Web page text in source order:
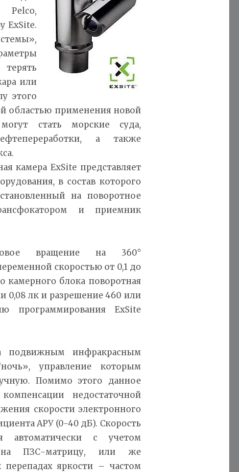
ExSite.
или
этого
областью применения новой
стать морские суда,
а также
камера ExSite представляет
в состав которого
на поворотное
и приемник
вращение на 360°
скоростью от 0,1 до
камерного блока поворотная
0,08 лк и разрешение 460 или
ExSite
подвижным инфракрасным
управление которым
Помимо этого данное
недостаточной
скорости электронного
АРУ (0-40 дБ). Скорость
автоматически с учетом
на ПЗС-матрицу, или же
перепадах яркости – частом